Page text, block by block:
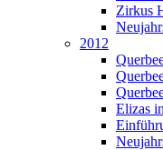
Zirkus
2012
Elizas